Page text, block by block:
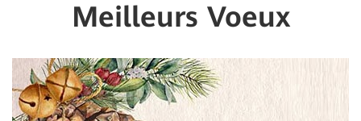
Meilleurs Voeux